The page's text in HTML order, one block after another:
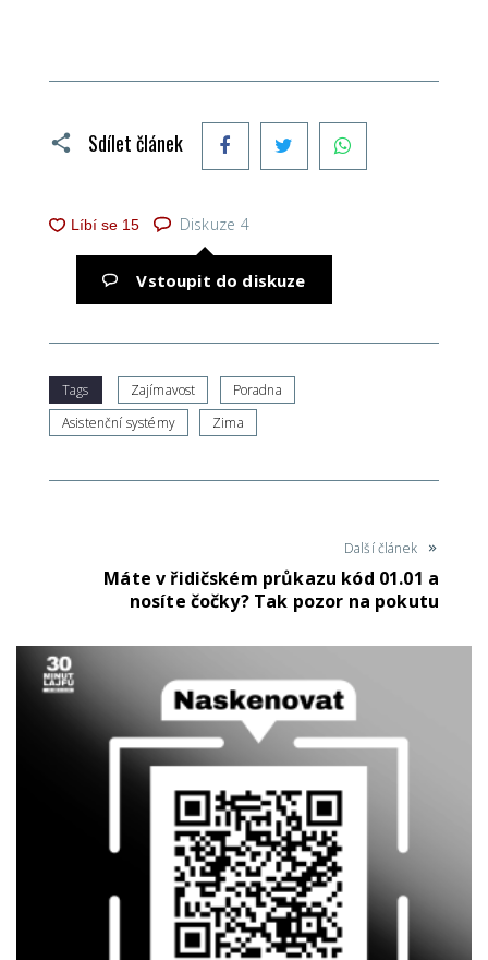
Sdílet článek FacebookTwitter
Diskuze 4
Vstoupit do diskuze
Tags Zajímavost
Poradna
Asistenční systémy
Zima
Další článek
Máte v řidičském průkazu kód 01.01 a
nosíte čočky? Tak pozor na pokutu